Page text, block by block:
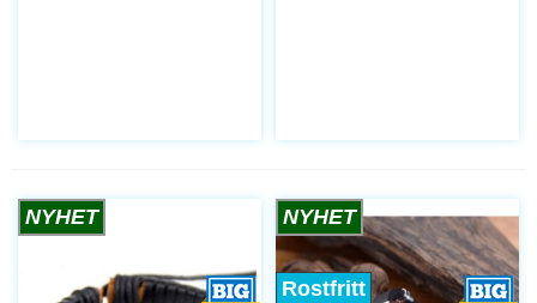
NYHET
Rostfritt
NYHET